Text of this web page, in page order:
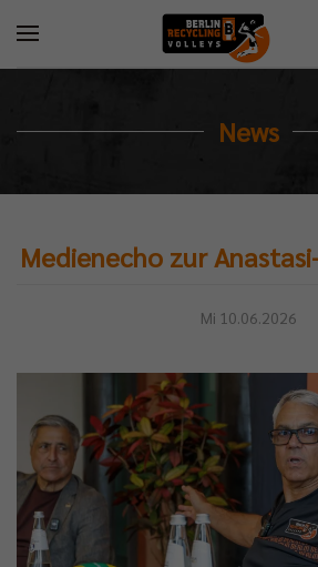
News
Medienecho zur
Mi 10.06.2026